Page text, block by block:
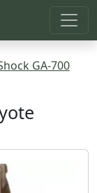
GA-700